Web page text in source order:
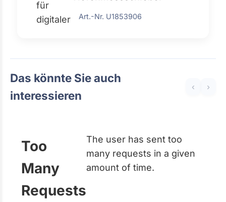
Art.-Nr. U1853906
Das könnte Sie auch
interessieren
‹ ›
Too
Many
Requests
The user has sent too
many requests in a given
amount of time.